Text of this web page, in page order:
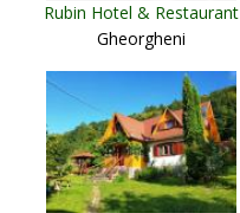
Rubin Hotel & Restaurant
Gheorgheni